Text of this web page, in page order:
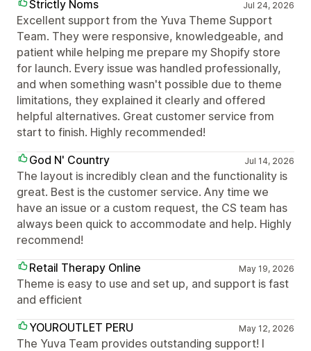
Strictly Noms Jul 24, 2026
Excellent support from the Yuva Theme Support
Team. They were responsive, knowledgeable, and
patient while helping me prepare my Shopify store
for launch. Every issue was handled professionally,
and when something wasn't possible due to theme
limitations, they explained it clearly and offered
helpful alternatives. Great customer service from
start to finish. Highly recommended!
God N' Country
Jul 14, 2026
The layout is incredibly clean and the functionality is
great. Best is the customer service. Any time we
have an issue or a custom request, the CS team has
always been quick to accommodate and help. Highly
recommend!
Retail Therapy Online
May 19, 2026
Theme is easy to use and set up, and support is fast
and efficient
YOUROUTLET PERU
May 12, 2026
The Yuva Team provides outstanding support! I